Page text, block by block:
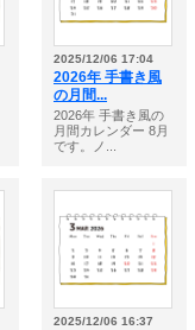
2025/12/06 17:04
2026年 手書き風
の月間...
2026年 手書き風の
月間カレンダー 8月
です。ノ...
2025/12/06 16:37